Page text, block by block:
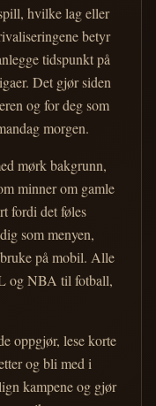
hvilke lag eller
betyr
tidspunkt på
Det gjør siden
og for deg som
morgen.
mørk bakgrunn,
minner om gamle
fordi det føles
som menyen,
på mobil. Alle
og NBA til fotball,
oppgjør, lese korte
og bli med i
kampene og gjør